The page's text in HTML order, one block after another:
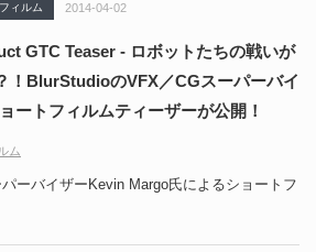
er向けAIエージェン
CGMatter
ィルム 2014-04-02
GTC Teaser - ロボットたちの戦いが
！BlurStudioのVFX／CGスーパーバイ
ートフィルムティーザーが公開！
ム
ーバイザーKevin Margo氏によるショートフ